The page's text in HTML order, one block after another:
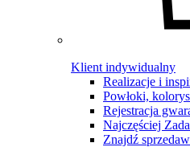
Klient indywidualny
Realizacje i
Powłoki,
Rejestracja
Najczęściej
Znajdź